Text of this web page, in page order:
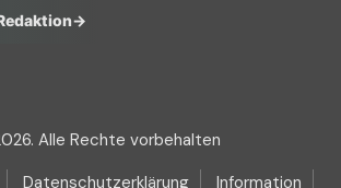
→
Alle Rechte vorbehalten
Datenschutzerklärung Information